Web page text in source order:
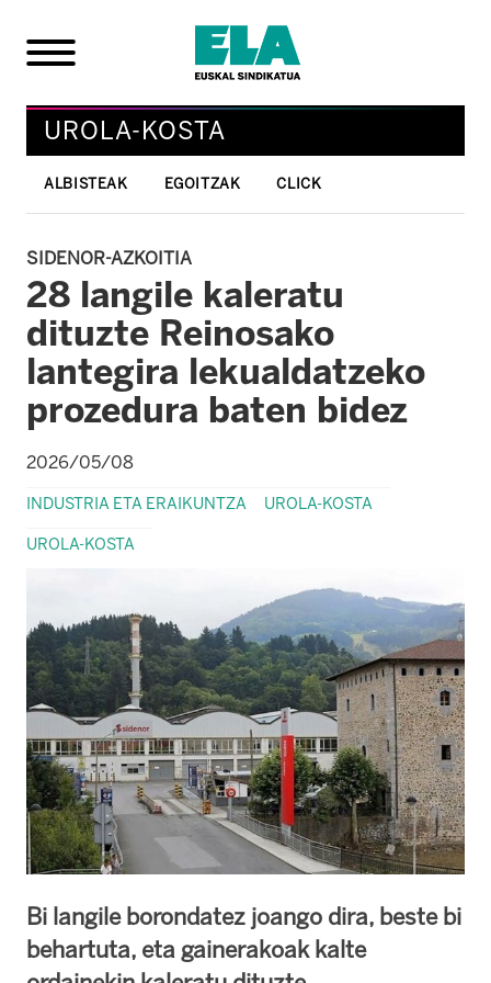
UROLA-KOSTA
ALBISTEAK EGOITZAK CLICK
SIDENOR-AZKOITIA
28 langile kaleratu
dituzte Reinosako
lantegira lekualdatzeko
prozedura baten bidez
2026/05/08
INDUSTRIA ETA ERAIKUNTZA UROLA-KOSTA
UROLA-KOSTA
Bi langile borondatez joango dira, beste bi
behartuta, eta gainerakoak kalte